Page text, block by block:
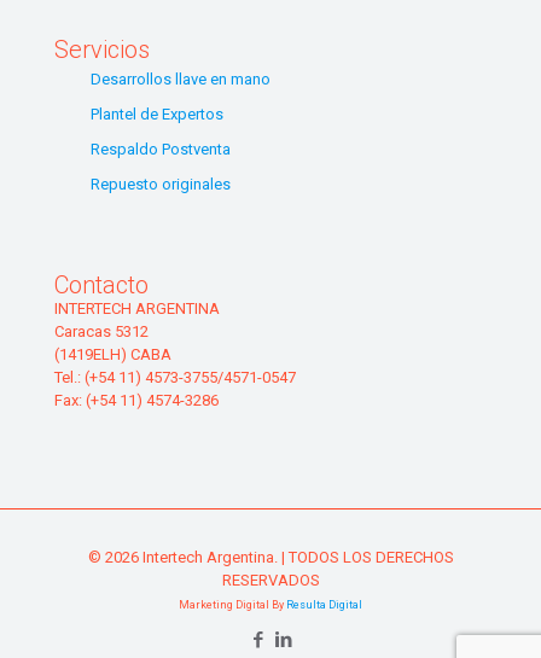
Servicios
Desarrollos llave en mano
Plantel de Expertos
Respaldo Postventa
Repuesto originales
Contacto
INTERTECH ARGENTINA
Caracas 5312
(1419ELH) CABA
Tel.: (+54 11) 4573-3755/4571-0547
Fax: (+54 11) 4574-3286
© 2026 Intertech Argentina. | TODOS LOS DERECHOS
RESERVADOS
Marketing Digital By Resulta Digital